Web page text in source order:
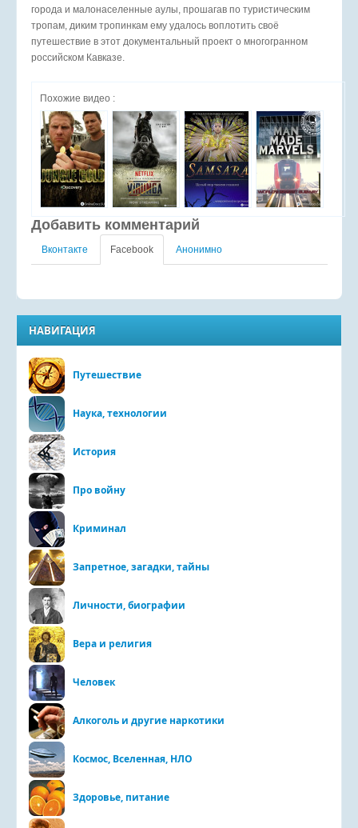
города и малонаселенные аулы, прошагав по туристическим
тропам, диким тропинкам ему удалось воплотить своё
путешествие в этот документальный проект о многогранном
российском Кавказе.
Похожие видео :
Добавить комментарий
Вконтакте Facebook Анонимно
НАВИГАЦИЯ
Путешествие
Наука, технологии
История
Про войну
Криминал
Запретное, загадки, тайны
Личности, биографии
Вера и религия
Человек
Алкоголь и другие наркотики
Космос, Вселенная, НЛО
Здоровье, питание